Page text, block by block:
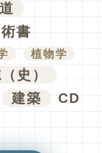
書
植物学
史）
建築
CD